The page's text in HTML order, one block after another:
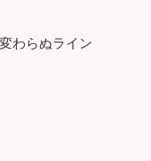
わらぬライン